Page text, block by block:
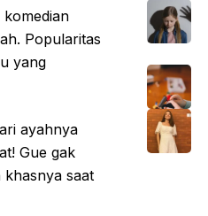
Popularitas
yang
ayahnya
Gue gak
khasnya saat